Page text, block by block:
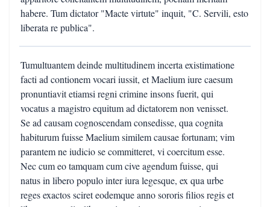
habere. Tum dictator "Macte virtute" inquit, "C. Servili, esto
liberata re publica".
Tumultuantem deinde multitudinem incerta existimatione
facti ad contionem vocari iussit, et Maelium iure caesum
pronuntiavit etiamsi regni crimine insons fuerit, qui
vocatus a magistro equitum ad dictatorem non venisset.
Se ad causam cognoscendam consedisse, qua cognita
habiturum fuisse Maelium similem causae fortunam; vim
parantem ne iudicio se committeret, vi coercitum esse.
Nec cum eo tamquam cum cive agendum fuisse, qui
natus in libero populo inter iura legesque, ex qua urbe
reges exactos sciret eodemque anno sororis filios regis et